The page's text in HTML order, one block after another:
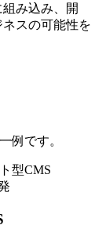
み込み、開
スの可能性を
例です。